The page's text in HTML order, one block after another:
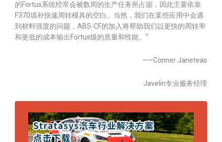
的Fortus系统经常会被数周的生产任务所占据，因此主要依靠
F370填补快速周转模具的空白。当然，我们在某些应用中会遇
到材料强度的问题，ABS-CF的加入将帮助我们以更快的周转率
和更低的成本输出Fortus级的质量和性能。”
——Conner Janeteas
Javelin专业服务经理